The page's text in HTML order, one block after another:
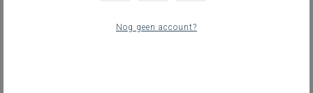
Nog geen account?